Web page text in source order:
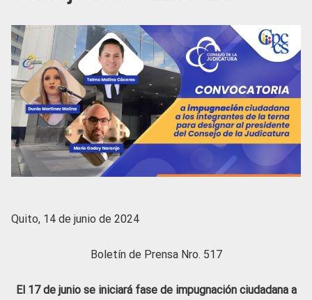
Quito, 14 de junio de 2024
Boletín de Prensa Nro. 517
El 17 de junio se iniciará fase de impugnación ciudadana a